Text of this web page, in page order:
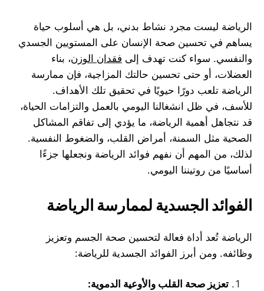
الرياضة ليست مجرد نشاط بدني، بل هي أسلوب حياة
يساهم في تحسين صحة الإنسان على المستويين الجسدي
والنفسي. سواء كنت تهدف إلى فقدان الوزن، بناء
العضلات، أو حتى تحسين حالتك المزاجية، فإن ممارسة
الرياضة تلعب دورًا حيويًا في تحقيق تلك الأهداف.
للأسف، في ظل انشغالنا اليومي بالعمل والتزامات الحياة،
قد نتجاهل أهمية الرياضة، ما يؤدي إلى تفاقم المشاكل
الصحية مثل السمنة، أمراض القلب، والضغوط النفسية.
لذلك، من المهم أن نفهم فوائد الرياضة ونجعلها جزءًا
أساسيًا من روتيننا اليومي.
الفوائد الجسدية لممارسة الرياضة
الرياضة تُعد أداة فعالة لتحسين صحة الجسم وتعزيز
وظائفه. ومن أبرز الفوائد الجسدية للرياضة:
تعزيز صحة القلب والأوعية الدموية: